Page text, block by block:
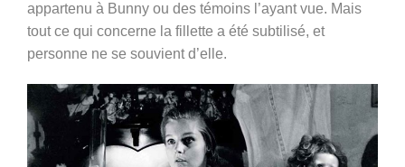
appartenu à Bunny ou des témoins l’ayant vue. Mais
tout ce qui concerne la fillette a été subtilisé, et
personne ne se souvient d’elle.